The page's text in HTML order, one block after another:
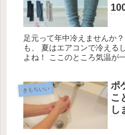
足元って年中冷えませんか？ 春と秋はそこまででもないけど
も、 夏はエアコンで冷える
よね！ ここのところ気温が一気に低くなって、 上半身よりも
きもちいい
ポ
こ
し